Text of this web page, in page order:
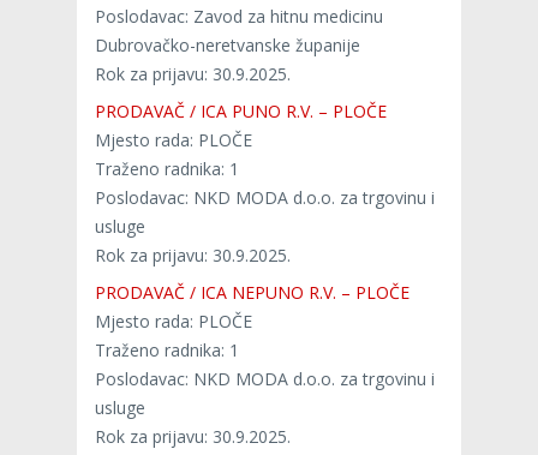
Poslodavac: Zavod za hitnu medicinu
Dubrovačko-neretvanske županije
Rok za prijavu: 30.9.2025.
PRODAVAČ / ICA PUNO R.V. – PLOČE
Mjesto rada: PLOČE
Traženo radnika: 1
Poslodavac: NKD MODA d.o.o. za trgovinu i
usluge
Rok za prijavu: 30.9.2025.
PRODAVAČ / ICA NEPUNO R.V. – PLOČE
Mjesto rada: PLOČE
Traženo radnika: 1
Poslodavac: NKD MODA d.o.o. za trgovinu i
usluge
Rok za prijavu: 30.9.2025.